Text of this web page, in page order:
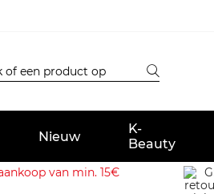
Nieuw
K-
Beauty
van min. 15€